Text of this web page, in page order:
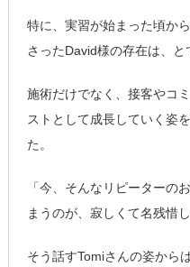
特に、実習が始まった頃か
さったDavid様の存在は、と
施術だけでなく、接客やコ
ストとして成長していく姿
た。
「今、そんなリピーターの
まうのが、寂しくて名残惜し
そう話すTomiさんの姿から